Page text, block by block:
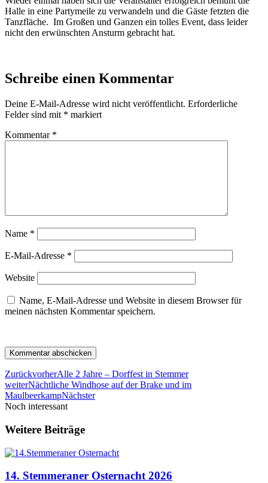
Halle in eine Partymeile zu verwandeln und die Gäste fetzten die
Tanzfläche. Im Großen und Ganzen ein tolles Event, dass leider
nicht den erwünschten Ansturm gebracht hat.
Schreibe einen Kommentar
Deine E-Mail-Adresse wird nicht veröffentlicht. Erforderliche
Felder sind mit * markiert
Kommentar *
Name *
E-Mail-Adresse *
Website
Name, E-Mail-Adresse und Website in diesem Browser für
meinen nächsten Kommentar speichern.
ZurückvorherAlle 2 Jahre – Dorffest in Stemmer
weiterNächtliche Windhose auf der Brake und im
MaulbeerkampNächster
Noch interessant
Weitere Beiträge
14. Stemmeraner Osternacht 2026